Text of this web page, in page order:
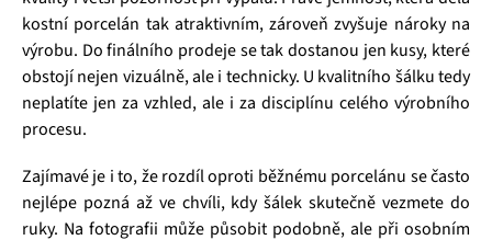
kostní porcelán tak atraktivním, zároveň zvyšuje nároky na
výrobu. Do finálního prodeje se tak dostanou jen kusy, které
obstojí nejen vizuálně, ale i technicky. U kvalitního šálku tedy
neplatíte jen za vzhled, ale i za disciplínu celého výrobního
procesu.
Zajímavé je i to, že rozdíl oproti běžnému porcelánu se často
nejlépe pozná až ve chvíli, kdy šálek skutečně vezmete do
ruky. Na fotografii může působit podobně, ale při osobním